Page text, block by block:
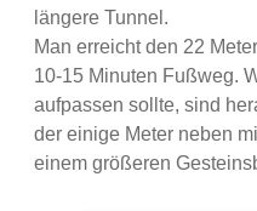
längere Tunnel.
Man erreicht den 22
10-15 Minuten Fußweg.
aufpassen sollte, sind
der einige Meter neben
einem größeren